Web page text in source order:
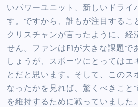
いパワーユニット、新しいドライ
す。ですから、誰もが注目するこ
クリスチャンが言ったように、経
せん。ファンはF1が大きな課題で
しょうが、スポーツにとってはエ
とだと思います。そして、このス
なったかを見れば、驚くべきこと
を維持するために戦っていました